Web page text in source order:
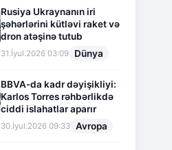
Rusiya Ukraynanın iri
şəhərlərini kütləvi raket və
dron atəşinə tutub
31.İyul.2026 03:09 Dünya
BBVA-da kadr dəyişikliyi:
Karlos Torres rəhbərlikdə
ciddi islahatlar aparır
30.İyul.2026 09:33 Avropa